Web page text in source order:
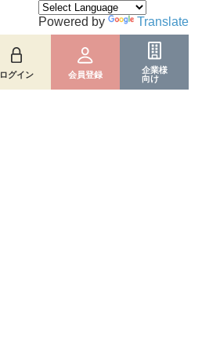
ログイン 会員登録
企業様
向け
Powered by Translate